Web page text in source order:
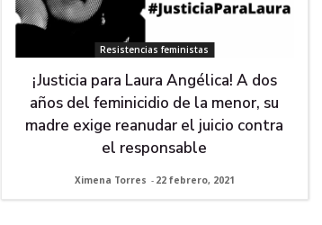
Resistencias feministas
¡Justicia para Laura Angélica! A dos
años del feminicidio de la menor, su
madre exige reanudar el juicio contra
el responsable
Ximena Torres - 22 febrero, 2021